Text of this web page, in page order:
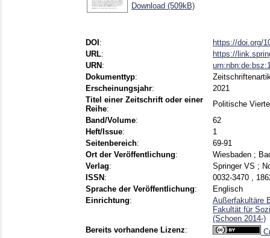
Download (509kB)
DOI :
https://doi.org/
URL:
https://
URN :
Dokumenttyp:
Erscheinungsjahr:
2021
Titel einer Zeitschrift oder einer
Reihe:
Politische
Band/Volume:
62
Heft/Issue:
1
Seitenbereich:
69-91
Ort der Veröffentlichung:
Wiesbaden ;
Verlag:
Springer VS ;
ISSN :
0032-3470 ,
Sprache der Veröffentlichung:
Englisch
Einrichtung:
Außerfakultäre
Fakultät für
(Schoen 2014-)
Bereits vorhandene Lizenz: